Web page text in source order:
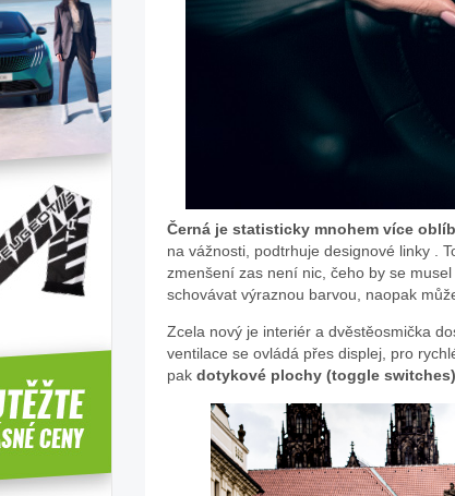
Černá je statisticky mnohem více
na vážnosti, podtrhuje designové linky .
zmenšení zas není nic, čeho by se
schovávat výraznou barvou, naopak
Zcela nový je interiér a dvěstěosmička
ventilace se ovládá přes displej, pro
pak dotykové plochy (toggle switches)